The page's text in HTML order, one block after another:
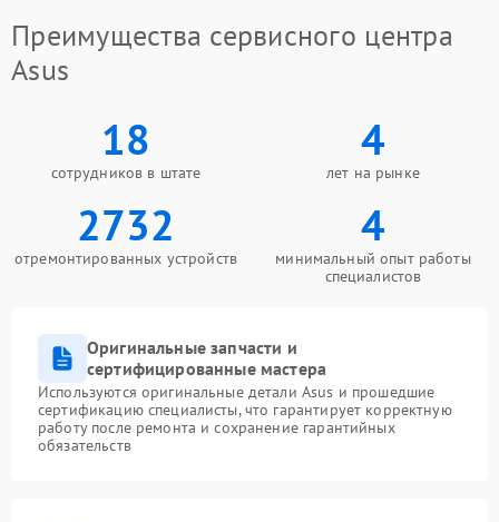
Преимущества сервисного центра
Asus
18
сотрудников в штате
4
лет на рынке
2732
отремонтированных устройств
4
минимальный опыт работы
специалистов
Оригинальные запчасти и
сертифицированные мастера
Используются оригинальные детали Asus и прошедшие
сертификацию специалисты, что гарантирует корректную
работу после ремонта и сохранение гарантийных
обязательств